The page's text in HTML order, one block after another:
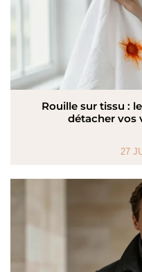
Rouille sur tissu :
détacher vos
27